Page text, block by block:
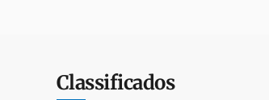
Classificados